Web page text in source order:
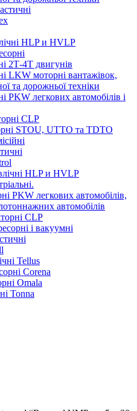
HLP и HVLP
2Т-4Т двигунів
LKW моторні вантажівок,
та дорожньої техніки
PKW легкових автомобілів і
CLP
STOU, UTTO та TDTO
HLP и HVLP
PKW легкових автомобілів,
автомобілів
CLP
і вакуумні
Tellus
Corena
Omala
Tonna